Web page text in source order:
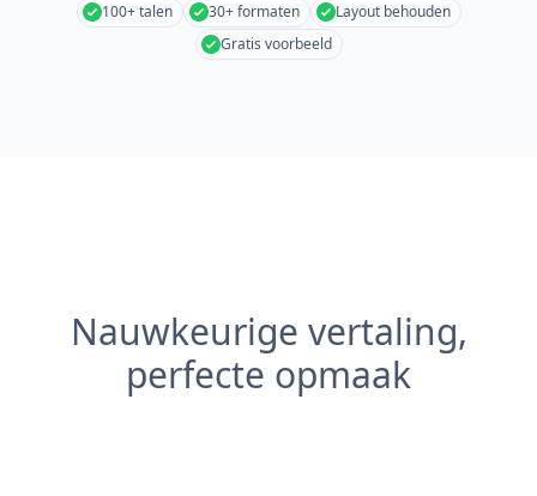
100+ talen 30+ formaten
Layout behouden
Gratis voorbeeld
Nauwkeurige vertaling,
perfecte opmaak